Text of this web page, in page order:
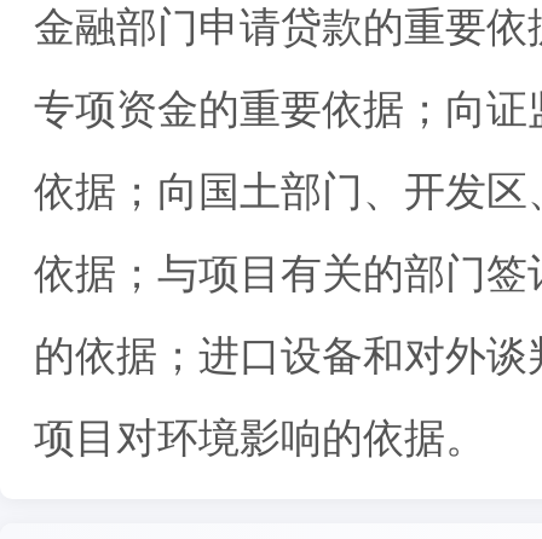
金融部门申请贷款的重要
专项资金的重要依据；向
依据；向国土部门、开发
依据；与项目有关的部门
的依据；进口设备和对外
项目对环境影响的依据。